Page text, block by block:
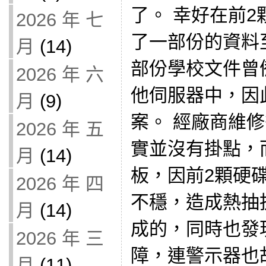
2026 年 七
月 (14)
2026 年 六
月 (9)
2026 年 五
月 (14)
2026 年 四
月 (14)
2026 年 三
了。 幸好在前2
了一部份的資
部份學校文件
他伺服器中，
案。 經廠商維
實並沒有掛點
板，因前2顆硬
不穩，造成熱
成的，同時也
障，連警示器